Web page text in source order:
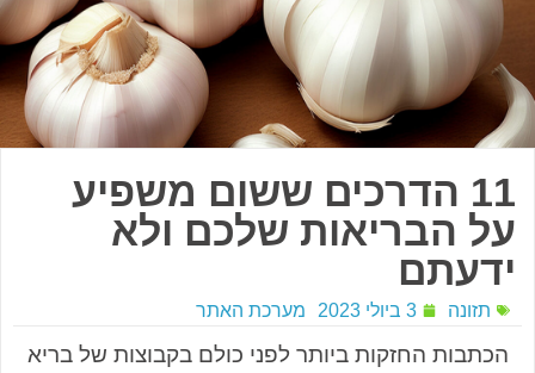
11 הדרכים ששום משפיע
על הבריאות שלכם ולא
ידעתם
תזונה 3 ביולי 2023 מערכת האתר
הכתבות החזקות ביותר לפני כולם בקבוצות של בריא